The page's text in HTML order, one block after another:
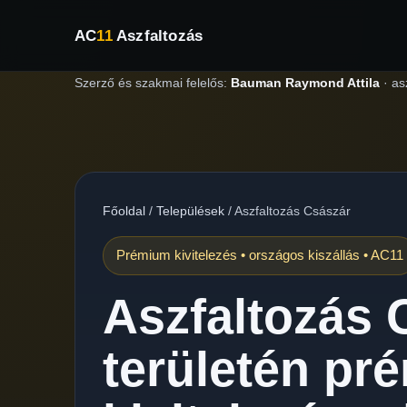
AC11Aszfaltozás
Szerző és szakmai felelős: Bauman Raymond Attila ·
Főoldal / Települések /Aszfaltozás Császár
Prémium kivitelezés • országos kiszállás • AC11
Aszfaltozás
területén